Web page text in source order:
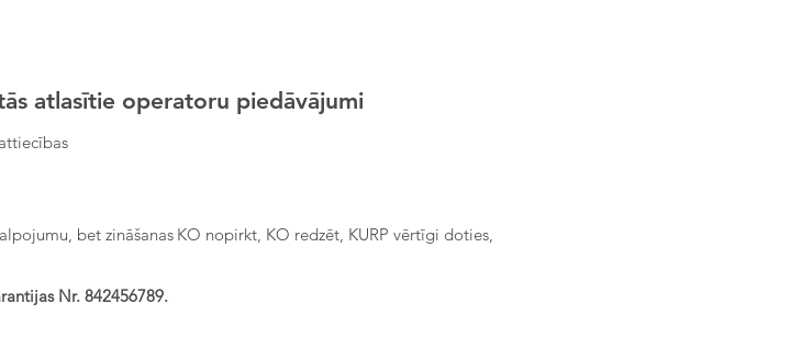
atlasītie operatoru piedāvājumi
bet zināšanas KO nopirkt, KO redzēt, KURP vērtīgi doties,
Nr. 842456789.